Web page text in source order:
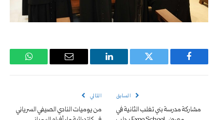
فيسبوك تويتر لينكدإن
البريد
واتساب
السابق
مشاركة مدرسة بني تغلب الثانية في
التالي
من يوميات النادي الصيفي السرياني